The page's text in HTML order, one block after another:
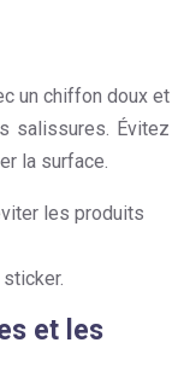
un chiffon doux et
salissures. Évitez
la surface.
les produits
et les